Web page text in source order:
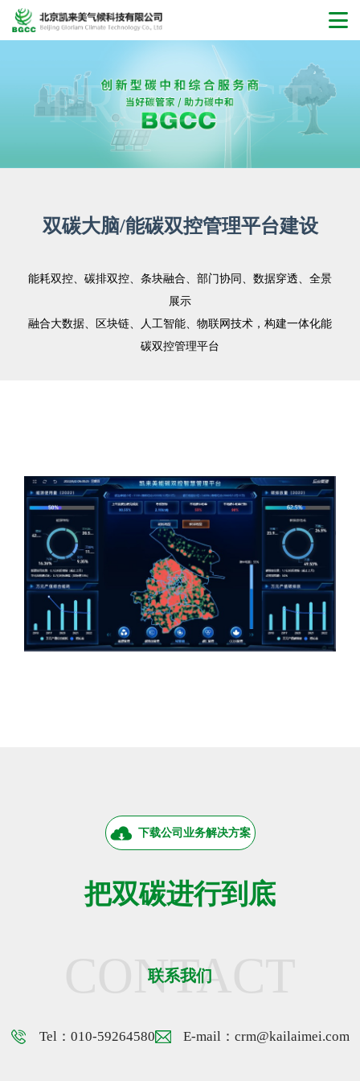
PRODUCT
双碳大脑/能碳双控管理平台建设
能耗双控、碳排双控、条块融合、部门协同、数据穿透、全景
展示
融合大数据、区块链、人工智能、物联网技术，构建一体化能
碳双控管理平台
下载公司业务解决方案
把双碳进行到底
CONTACT
联系我们
Tel：010-59264580 E-mail：crm@kailaimei.com